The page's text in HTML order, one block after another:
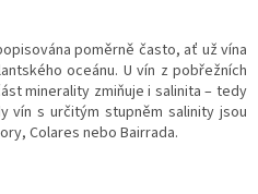
poměrně často, ať už vína
oceánu. U vín z pobřežních
minerality zmiňuje i salinita – tedy
vín s určitým stupněm salinity jsou
Colares nebo Bairrada.